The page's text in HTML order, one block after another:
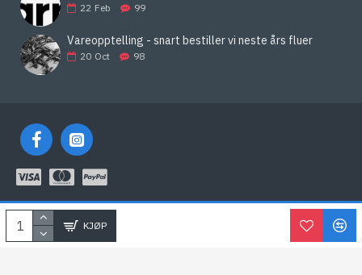
KJØP
22 Feb 99
Vareopptelling - snart bestiller vi neste års fluer
20 Oct 98
KLARNA